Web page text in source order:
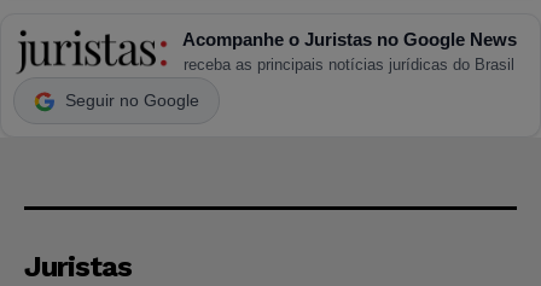
Acompanhe o Juristas no Google News
receba as principais notícias jurídicas do Brasil
Seguir no Google
Juristas